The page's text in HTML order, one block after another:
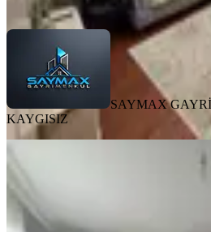
SAYMAX
KAYGISIZ
YENİ
Adana Seyhan